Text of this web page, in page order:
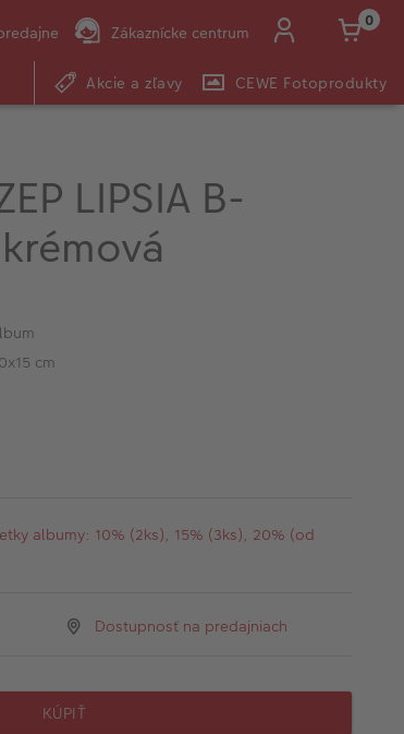
Zákaznícke centrum
0
Akcie a zľavy CEWE Fotoprodukty
LIPSIA B-
cm
albumy: 10% (2ks), 15% (3ks), 20% (od
Dostupnosť na predajniach
KÚPIŤ